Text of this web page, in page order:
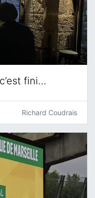
fini…
Richard Coudrais